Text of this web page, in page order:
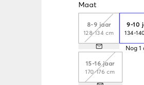
Maat
8-9 jaar
128-134 cm
9-10
134-
Nog 1
15-16 jaar
170-176 cm